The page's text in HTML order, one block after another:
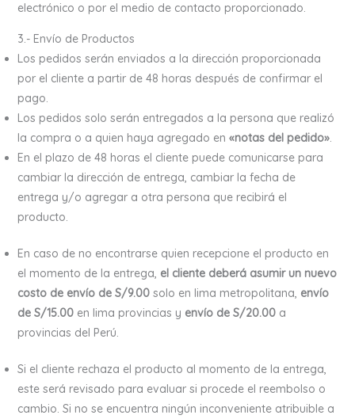
electrónico o por el medio de contacto proporcionado.
3.- Envío de Productos
Los pedidos serán enviados a la dirección proporcionada
por el cliente a partir de 48 horas después de confirmar el
pago.
Los pedidos solo serán entregados a la persona que realizó
la compra o a quien haya agregado en «notas del pedido».
En el plazo de 48 horas el cliente puede comunicarse para
cambiar la dirección de entrega, cambiar la fecha de
entrega y/o agregar a otra persona que recibirá el
producto.
En caso de no encontrarse quien recepcione el producto en
el momento de la entrega, el cliente deberá asumir un nuevo
costo de envío de S/9.00solo en lima metropolitana, envío
de S/15.00en lima provincias y envío de S/20.00a
provincias del Perú.
Si el cliente rechaza el producto al momento de la entrega,
este será revisado para evaluar si procede el reembolso o
cambio. Si no se encuentra ningún inconveniente atribuible a